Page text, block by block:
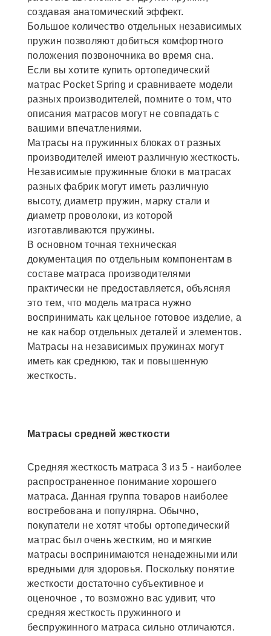
создавая анатомический эффект.
Большое количество отдельных независимых
пружин позволяют добиться комфортного
положения позвоночника во время сна.
Если вы хотите купить ортопедический
матрас Pocket Spring и сравниваете модели
разных производителей, помните о том, что
описания матрасов могут не совпадать с
вашими впечатлениями.
Матрасы на пружинных блоках от разных
производителей имеют различную жесткость.
Независимые пружинные блоки в матрасах
разных фабрик могут иметь различную
высоту, диаметр пружин, марку стали и
диаметр проволоки, из которой
изготавливаются пружины.
В основном точная техническая
документация по отдельным компонентам в
составе матраса производителями
практически не предоставляется, объясняя
это тем, что модель матраса нужно
воспринимать как цельное готовое изделие, а
не как набор отдельных деталей и элементов.
Матрасы на независимых пружинах могут
иметь как среднюю, так и повышенную
жесткость.
Матрасы средней жесткости
Средняя жесткость матраса 3 из 5 - наиболее
распространенное понимание хорошего
матраса. Данная группа товаров наиболее
востребована и популярна. Обычно,
покупатели не хотят чтобы ортопедический
матрас был очень жестким, но и мягкие
матрасы воспринимаются ненадежными или
вредными для здоровья. Поскольку понятие
жесткости достаточно субъективное и
оценочное , то возможно вас удивит, что
средняя жесткость пружинного и
беспружинного матраса сильно отличаются.